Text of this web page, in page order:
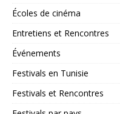
Écoles de cinéma
Entretiens et Rencontres
Événements
Festivals en Tunisie
Festivals et Rencontres